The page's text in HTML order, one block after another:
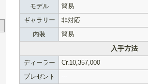
モデル
簡易
ギャラリー
非対応
内装
簡易
入手方法
ディーラー Cr.10,357,000
プレゼント
---